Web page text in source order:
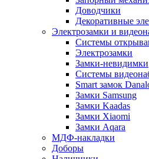
Доводчики
Декоративные
Электрозамки и
Системы
Электрозамки
Замки-невидимки
Системы
Smart замок
Замки Samsung
Замки Kaadas
Замки Xiaomi
Замки Aqara
МДФ-накладки
Доборы